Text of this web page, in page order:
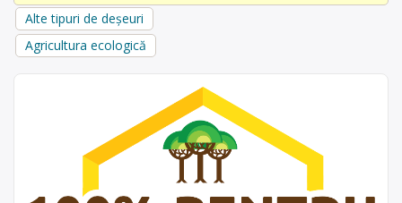
Alte tipuri de deșeuri
Agricultura ecologică